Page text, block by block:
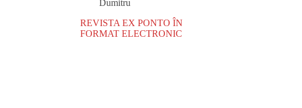
Dumitru
REVISTA EX PONTO ÎN
FORMAT ELECTRONIC